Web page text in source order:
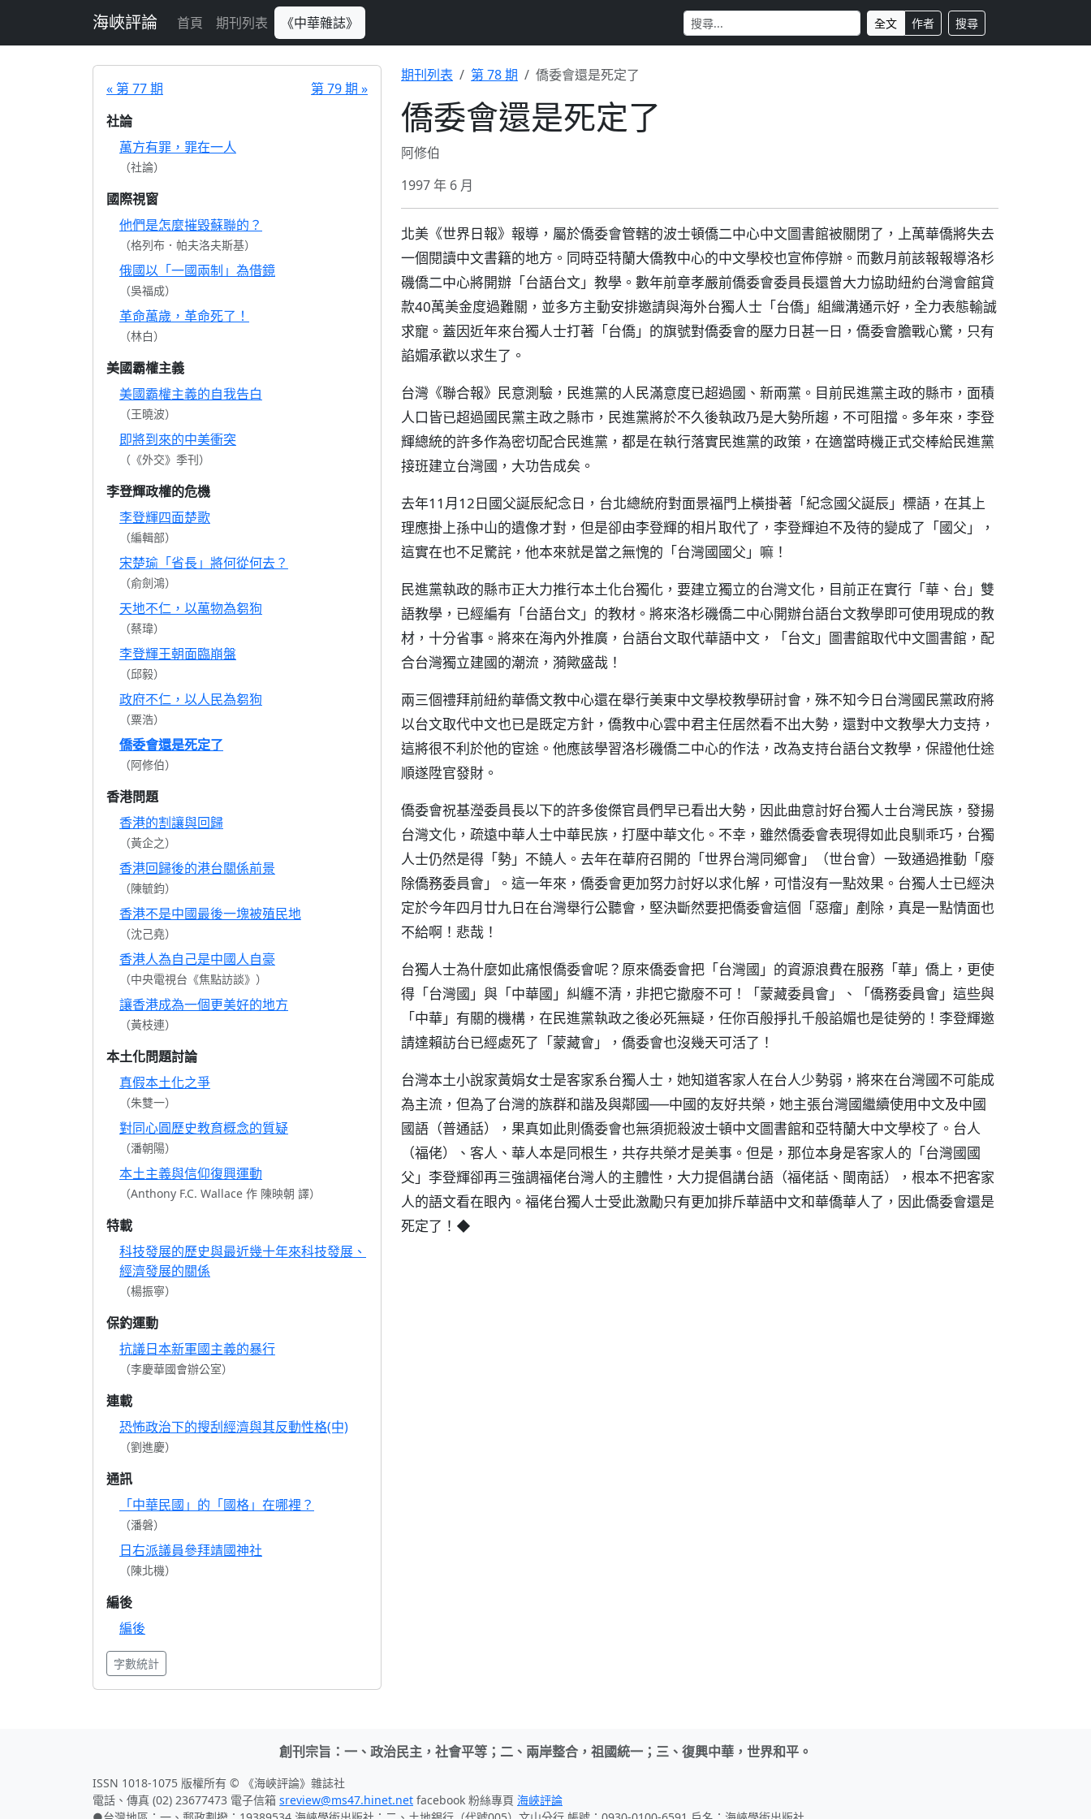
海峽評論 首頁 期刊列表 《中華雜誌》 全文 作者 搜尋
« 第 77 期
第 79 期 »
社論
萬方有罪，罪在一人
（社論）
國際視窗
他們是怎麼摧毀蘇聯的？
（格列布．帕夫洛夫斯基）
俄國以「一國兩制」為借鏡
（吳福成）
革命萬歲，革命死了！
（林白）
美國霸權主義
美國霸權主義的自我告白
（王曉波）
即將到來的中美衝突
（《外交》季刊）
李登輝政權的危機
李登輝四面楚歌
（編輯部）
宋楚瑜「省長」將何從何去？
（俞劍鴻）
天地不仁，以萬物為芻狗
（蔡瑋）
李登輝王朝面臨崩盤
（邱毅）
政府不仁，以人民為芻狗
（粟浩）
僑委會還是死定了
（阿修伯）
香港問題
香港的割讓與回歸
（黃企之）
香港回歸後的港台關係前景
（陳毓鈞）
香港不是中國最後一塊被殖民地
（沈己堯）
香港人為自己是中國人自豪
（中央電視台《焦點訪談》）
讓香港成為一個更美好的地方
（黃枝連）
本土化問題討論
真假本土化之爭
（朱雙一）
對同心圓歷史教育概念的質疑
（潘朝陽）
本土主義與信仰復興運動
（Anthony F.C. Wallace 作 陳映朝 譯）
特載
科技發展的歷史與最近幾十年來科技發展、
經濟發展的關係
（楊振寧）
保釣運動
抗議日本新軍國主義的暴行
（李慶華國會辦公室）
連載
恐怖政治下的搜刮經濟與其反動性格(中)
（劉進慶）
通訊
「中華民國」的「國格」在哪裡？
（潘磐）
日右派議員參拜靖國神社
（陳北機）
編後
編後
字數統計
期刊列表 第 78 期 僑委會還是死定了
僑委會還是死定了
阿修伯
1997 年 6 月
北美《世界日報》報導，屬於僑委會管轄的波士頓僑二中心中文圖書館被關閉了，上萬華僑將失去
一個閱讀中文書籍的地方。同時亞特蘭大僑教中心的中文學校也宣佈停辦。而數月前該報報導洛杉
磯僑二中心將開辦「台語台文」教學。數年前章孝嚴前僑委會委員長還曾大力協助紐約台灣會館貸
款40萬美金度過難關，並多方主動安排邀請與海外台獨人士「台僑」組織溝通示好，全力表態輸誠
求寵。蓋因近年來台獨人士打著「台僑」的旗號對僑委會的壓力日甚一日，僑委會膽戰心驚，只有
諂媚承歡以求生了。
台灣《聯合報》民意測驗，民進黨的人民滿意度已超過國、新兩黨。目前民進黨主政的縣市，面積
人口皆已超過國民黨主政之縣市，民進黨將於不久後執政乃是大勢所趨，不可阻擋。多年來，李登
輝總統的許多作為密切配合民進黨，都是在執行落實民進黨的政策，在適當時機正式交棒給民進黨
接班建立台灣國，大功告成矣。
去年11月12日國父誕辰紀念日，台北總統府對面景福門上橫掛著「紀念國父誕辰」標語，在其上
理應掛上孫中山的遺像才對，但是卻由李登輝的相片取代了，李登輝迫不及待的變成了「國父」，
這實在也不足驚詫，他本來就是當之無愧的「台灣國國父」嘛！
民進黨執政的縣市正大力推行本土化台獨化，要建立獨立的台灣文化，目前正在實行「華、台」雙
語教學，已經編有「台語台文」的教材。將來洛杉磯僑二中心開辦台語台文教學即可使用現成的教
材，十分省事。將來在海內外推廣，台語台文取代華語中文，「台文」圖書館取代中文圖書館，配
合台灣獨立建國的潮流，漪歟盛哉！
兩三個禮拜前紐約華僑文教中心還在舉行美東中文學校教學研討會，殊不知今日台灣國民黨政府將
以台文取代中文也已是既定方針，僑教中心雲中君主任居然看不出大勢，還對中文教學大力支持，
這將很不利於他的宦途。他應該學習洛杉磯僑二中心的作法，改為支持台語台文教學，保證他仕途
順遂陞官發財。
僑委會祝基瀅委員長以下的許多俊傑官員們早已看出大勢，因此曲意討好台獨人士台灣民族，發揚
台灣文化，疏遠中華人士中華民族，打壓中華文化。不幸，雖然僑委會表現得如此良馴乖巧，台獨
人士仍然是得「勢」不饒人。去年在華府召開的「世界台灣同鄉會」（世台會）一致通過推動「廢
除僑務委員會」。這一年來，僑委會更加努力討好以求化解，可惜沒有一點效果。台獨人士已經決
定於今年四月廿九日在台灣舉行公聽會，堅決斷然要把僑委會這個「惡瘤」剷除，真是一點情面也
不給啊！悲哉！
台獨人士為什麼如此痛恨僑委會呢？原來僑委會把「台灣國」的資源浪費在服務「華」僑上，更使
得「台灣國」與「中華國」糾纏不清，非把它撤廢不可！「蒙藏委員會」、「僑務委員會」這些與
「中華」有關的機構，在民進黨執政之後必死無疑，任你百般掙扎千般諂媚也是徒勞的！李登輝邀
請達賴訪台已經處死了「蒙藏會」，僑委會也沒幾天可活了！
台灣本土小說家黃娟女士是客家系台獨人士，她知道客家人在台人少勢弱，將來在台灣國不可能成
為主流，但為了台灣的族群和諧及與鄰國──中國的友好共榮，她主張台灣國繼續使用中文及中國
國語（普通話），果真如此則僑委會也無須扼殺波士頓中文圖書館和亞特蘭大中文學校了。台人
（福佬）、客人、華人本是同根生，共存共榮才是美事。但是，那位本身是客家人的「台灣國國
父」李登輝卻再三強調福佬台灣人的主體性，大力提倡講台語（福佬話、閩南話），根本不把客家
人的語文看在眼內。福佬台獨人士受此激勵只有更加排斥華語中文和華僑華人了，因此僑委會還是
死定了！◆
創刊宗旨：一、政治民主，社會平等；二、兩岸整合，祖國統一；三、復興中華，世界和平。
ISSN 1018-1075 版權所有 © 《海峽評論》雜誌社
電話、傳真 (02) 23677473 電子信箱 sreview@ms47.hinet.net facebook 粉絲專頁 海峽評論